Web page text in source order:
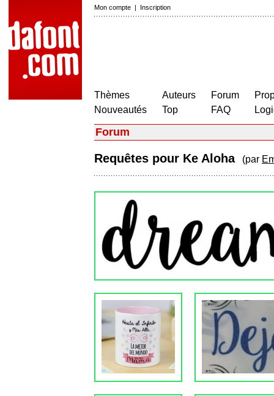
Mon compte | Inscription
Thèmes
Nouveautés
Auteurs
Top
Forum
FAQ
Forum
Requêtes pour Ke Aloha (par